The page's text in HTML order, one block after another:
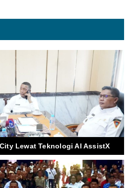
Lewat Teknologi AI AssistX